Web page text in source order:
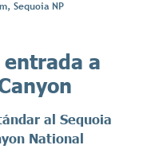
Sequoia NP
a
al Sequoia
National